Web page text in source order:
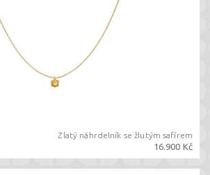
Zlatý náhrdelník se žlutým safírem
16.900 Kč